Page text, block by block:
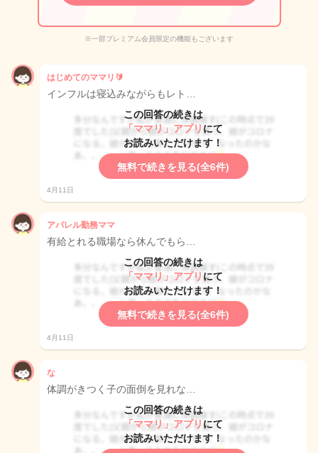
※一部プレミアム会員限定の機能もございます
はじめてのママリ🔰
インフルは寝込みながらもレト…
この回答の続きは
「ママリ」アプリ にて
お読みいただけます！
無料で続きを見る(全6件)
4月11日
アパレル勤務ママ
有給とれる職場なら休んでもら…
この回答の続きは
「ママリ」アプリ にて
お読みいただけます！
無料で続きを見る(全6件)
4月11日
な
体調がきつく子の面倒を見れな…
この回答の続きは
「ママリ」アプリ にて
お読みいただけます！